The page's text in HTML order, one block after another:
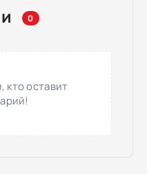
0
кто оставит